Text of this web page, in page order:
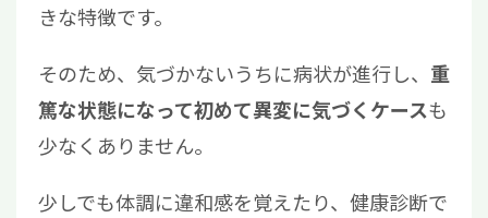
きな特徴です。
そのため、気づかないうちに病状が進行し、 重
篤な状態になって初めて異変に気づくケースも
少なくありません。
少しでも体調に違和感を覚えたり、健康診断で